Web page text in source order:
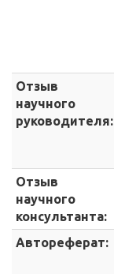
Отзыв
научного
руководителя:
Отзыв
научного
консультанта:
Автореферат: